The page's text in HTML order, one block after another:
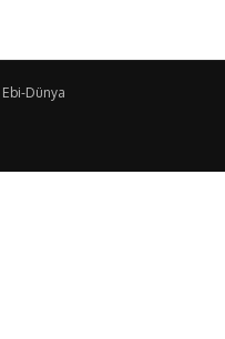
Ebi-Dünya